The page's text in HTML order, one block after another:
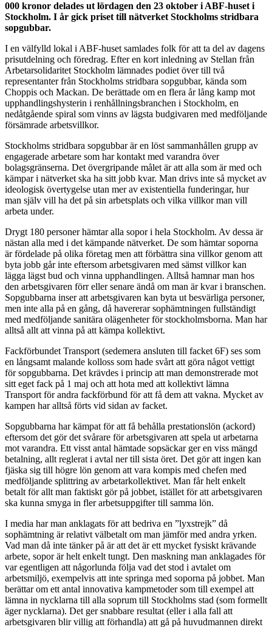
000 kronor delades ut lördagen den 23 oktober i ABF-huset i
Stockholm. I år gick priset till nätverket Stockholms stridbara
sopgubbar.
I en välfylld lokal i ABF-huset samlades folk för att ta del av dagens
prisutdelning och föredrag. Efter en kort inledning av Stellan från
Arbetarsolidaritet Stockholm lämnades podiet över till två
representanter från Stockholms stridbara sopgubbar, kända som
Choppis och Mackan. De berättade om en flera år lång kamp mot
upphandlingshysterin i renhållningsbranchen i Stockholm, en
nedåtgående spiral som vinns av lägsta budgivaren med medföljande
försämrade arbetsvillkor.
Stockholms stridbara sopgubbar är en löst sammanhållen grupp av
engagerade arbetare som har kontakt med varandra över
bolagsgränserna. Det övergripande målet är att alla som är med och
kämpar i nätverket ska ha sitt jobb kvar. Man drivs inte så mycket av
ideologisk övertygelse utan mer av existentiella funderingar, hur
man själv vill ha det på sin arbetsplats och vilka villkor man vill
arbeta under.
Drygt 180 personer hämtar alla sopor i hela Stockholm. Av dessa är
nästan alla med i det kämpande nätverket. De som hämtar soporna
är fördelade på olika företag men att förbättra sina villkor genom att
byta jobb går inte eftersom arbetsgivaren med sämst villkor kan
lägga lägst bud och vinna upphandlingen. Alltså hamnar man hos
den arbetsgivaren förr eller senare ändå om man är kvar i branschen.
Sopgubbarna inser att arbetsgivaren kan byta ut besvärliga personer,
men inte alla på en gång, då havererar sophämtningen fullständigt
med medföljande sanitära olägenheter för stockholmsborna. Man har
alltså allt att vinna på att kämpa kollektivt.
Fackförbundet Transport (sedemera ansluten till facket 6F) ses som
en långsamt malande kolloss som hade svårt att göra något vettigt
för sopgubbarna. Det krävdes i princip att man demonstrerade mot
sitt eget fack på 1 maj och att hota med att kollektivt lämna
Transport för andra fackförbund för att få dem att vakna. Mycket av
kampen har alltså förts vid sidan av facket.
Sopgubbarna har kämpat för att få behålla prestationslön (ackord)
eftersom det gör det svårare för arbetsgivaren att spela ut arbetarna
mot varandra. Ett visst antal hämtade sopsäckar ger en viss mängd
betalning, allt reglerat i avtal ner till sista öret. Det gör att ingen kan
fjäska sig till högre lön genom att vara kompis med chefen med
medföljande splittring av arbetarkollektivet. Man får helt enkelt
betalt för allt man faktiskt gör på jobbet, istället för att arbetsgivaren
ska kunna smyga in fler arbetsuppgifter till samma lön.
I media har man anklagats för att bedriva en ”lyxstrejk” då
sophämtning är relativt välbetalt om man jämför med andra yrken.
Vad man då inte tänker på är att det är ett mycket fysiskt krävande
arbete, sopor är helt enkelt tungt. Den maskning man anklagades för
var egentligen att någorlunda följa vad det stod i avtalet om
arbetsmiljö, exempelvis att inte springa med soporna på jobbet. Man
berättar om ett antal innovativa kampmetoder som till exempel att
lämna in nycklarna till alla soprum till Stockholms stad (som formellt
äger nycklarna). Det ger snabbare resultat (eller i alla fall att
arbetsgivaren blir villig att förhandla) att gå på huvudmannen direkt